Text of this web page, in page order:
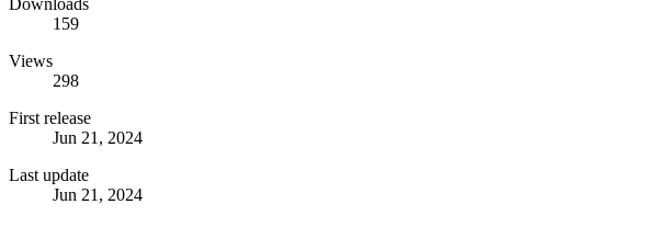
Downloads
159
Views
298
First release
Jun 21, 2024
Last update
Jun 21, 2024